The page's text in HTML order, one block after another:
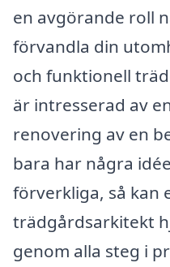
en avgörande roll
förvandla din
och funktionell
är intresserad av
renovering av en
bara har några
förverkliga, så kan
trädgårdsarkitekt
genom alla steg i